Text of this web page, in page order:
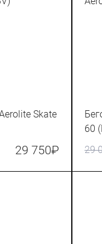
Skate
29 750₽
60
29